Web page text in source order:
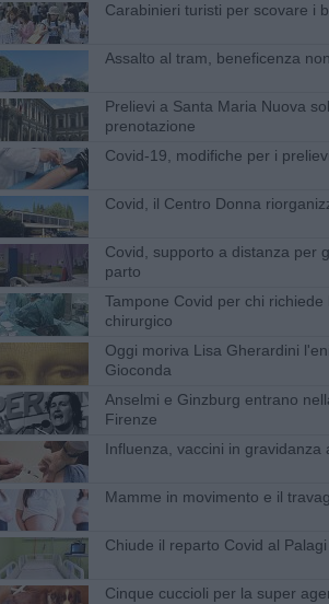
Carabinieri turisti per scovare i
Assalto al tram, beneficenza
Prelievi a Santa Maria Nuova
prenotazione
Covid-19, modifiche per i
​Covid, il Centro Donna
​Covid, supporto a distanza per
parto
Tampone Covid per chi richiede
chirurgico
Oggi moriva Lisa Gherardini
Gioconda
Anselmi e Ginzburg entrano
Firenze
Influenza, vaccini in gravidanza
Mamme in movimento e il
Chiude il reparto Covid al Palagi
Cinque cuccioli per la super